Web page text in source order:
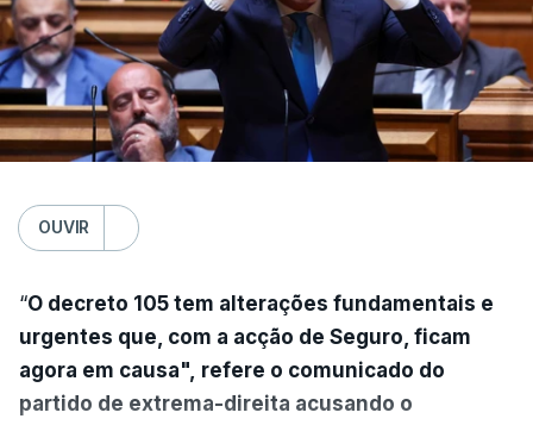
OUVIR
“O decreto 105 tem alterações fundamentais e
urgentes que, com a acção de Seguro, ficam
agora em causa", refere o comunicado do
partido de extrema-direita acusando o